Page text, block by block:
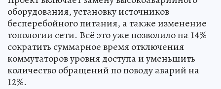
оборудования, установку источников
бесперебойного питания, а также изменение
топологии сети. Всё это уже позволило на 14%
сократить суммарное время отключения
коммутаторов уровня доступа и уменьшить
количество обращений по поводу аварий на
12%.